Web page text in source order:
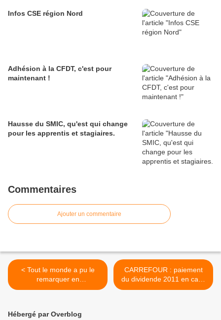
Infos CSE région Nord
Adhésion à la CFDT, c'est pour
maintenant !
Hausse du SMIC, qu'est qui change
pour les apprentis et stagiaires.
Commentaires
Ajouter un commentaire
< Tout le monde a pu le
remarquer en
magasin,Carrefour veut se
CARREFOUR : paiement
du dividende 2011 en cash
ou en actions >
Hébergé par Overblog